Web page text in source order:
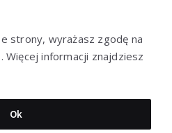
to miejsce, gdzie marzenia o
© 2023
strony, wyrażasz zgodę na
Więcej informacji znajdziesz
Ok